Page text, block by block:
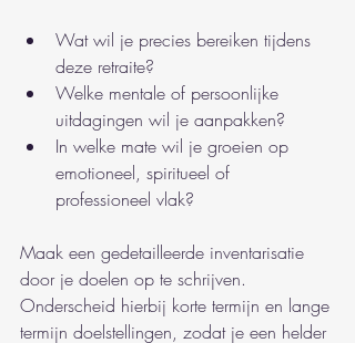
Wat wil je precies bereiken tijdens
deze retraite?
Welke mentale of persoonlijke
uitdagingen wil je aanpakken?
In welke mate wil je groeien op
emotioneel, spiritueel of
professioneel vlak?
Maak een gedetailleerde inventarisatie
door je doelen op te schrijven.
Onderscheid hierbij korte termijn en lange
termijn doelstellingen, zodat je een helder